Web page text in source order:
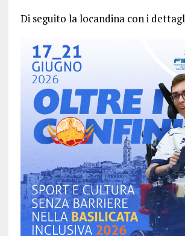
Di seguito la locandina con i